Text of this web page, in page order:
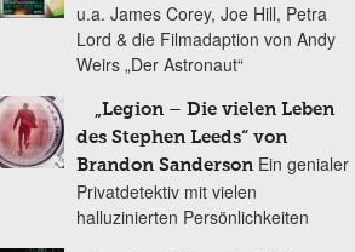
u.a. James Corey, Joe Hill, Petra
Lord & die Filmadaption von Andy
Weirs „Der Astronaut“
„Legion – Die vielen Leben
des Stephen Leeds“ von
Brandon Sanderson Ein genialer
Privatdetektiv mit vielen
halluzinierten Persönlichkeiten